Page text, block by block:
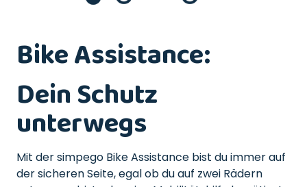
Bike Assistance:
Dein Schutz
unterwegs
Mit der simpego Bike Assistance bist du immer auf
der sicheren Seite, egal ob du auf zwei Rädern